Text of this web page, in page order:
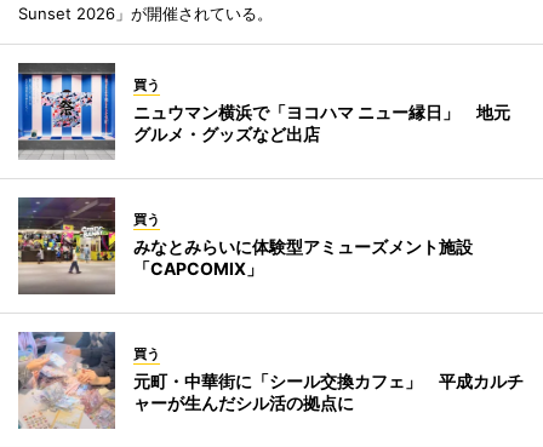
Sunset 2026」が開催されている。
買う
ニュウマン横浜で「ヨコハマ ニュー縁日」 地元
グルメ・グッズなど出店
買う
みなとみらいに体験型アミューズメント施設
「CAPCOMIX」
買う
元町・中華街に「シール交換カフェ」 平成カルチ
ャーが生んだシル活の拠点に